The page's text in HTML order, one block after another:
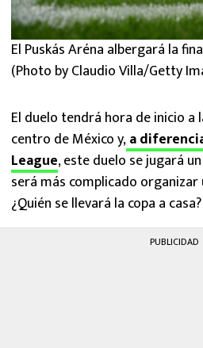
El Puskás Aréna albergará la
(Photo by Claudio Villa/Getty
El duelo tendrá hora de inicio a
centro de México y,a
League, este duelo se jugará
será más complicado
¿Quién se llevará la copa a casa?
PUBLICIDAD